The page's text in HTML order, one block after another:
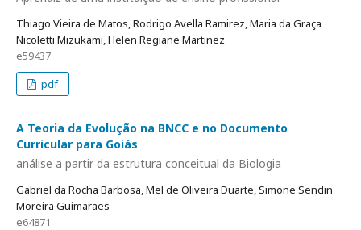
Thiago Vieira de Matos, Rodrigo Avella Ramirez, Maria da Graça
Nicoletti Mizukami, Helen Regiane Martinez
e59437
pdf
A Teoria da Evolução na BNCC e no Documento
Curricular para Goiás
análise a partir da estrutura conceitual da Biologia
Gabriel da Rocha Barbosa, Mel de Oliveira Duarte, Simone Sendin
Moreira Guimarães
e64871